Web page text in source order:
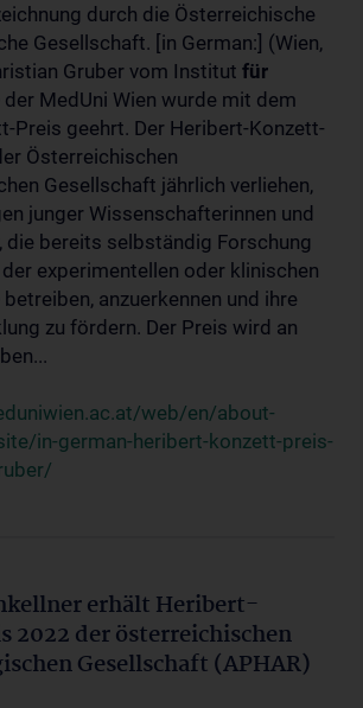
durch die Österreichische
Gesellschaft. [in German:] (Wien,
Gruber vom Institut für
der MedUni Wien wurde mit dem
Preis geehrt. Der Heribert-Konzett-
Österreichischen
Gesellschaft jährlich verliehen,
junger Wissenschafterinnen und
die bereits selbständig Forschung
experimentellen oder klinischen
betreiben, anzuerkennen und ihre
zu fördern. Der Preis wird an
web/en/about-
in-german-heribert-konzett-preis-
erhält Heribert-
2022 der österreichischen
Gesellschaft (APHAR)